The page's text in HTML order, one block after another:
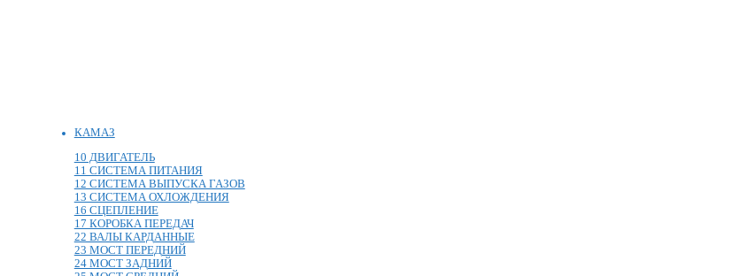
КАМАЗ
10 ДВИГАТЕЛЬ
11 СИСТЕМА ПИТАНИЯ
12 СИСТЕМА ВЫПУСКА ГАЗОВ
13 СИСТЕМА ОХЛОЖДЕНИЯ
16 СЦЕПЛЕНИЕ
17 КОРОБКА ПЕРЕДАЧ
22 ВАЛЫ КАРДАННЫЕ
23 МОСТ ПЕРЕДНИЙ
24 МОСТ ЗАДНИЙ